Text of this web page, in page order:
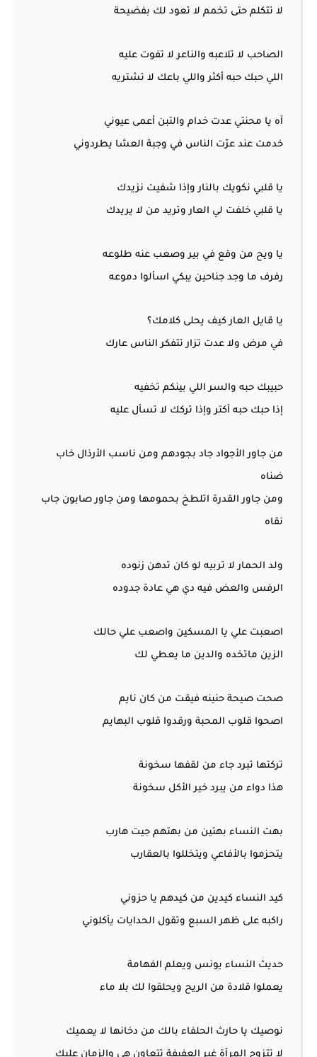
لا تتكلم حتى تخمم لا تعود لك بفضيحة
الصاحب لا تلاعبه والناعر لا تفوت عليه
اللي حبك حبه أكثر واللي باعك لا تشتريه
آه يا محنتي عدت خدام والتبن أعمى عيوني
خدمت عند عرّت الناس في وجبة العشا يطردوني
يا قلبي نكويك بالنار وإذا شفيت نزيدك
يا قلبي خلفت لي العار وتريد من لا يريدك
يا ويح من وقع في بير وصعب عنه طلوعه
رفرف ما وجد جناحين يبكي اسألوا دموعه
يا قايل العار كيف يحلى كلامك؟
في مرض ولا عدت تزار تتفكر الناس عارك
حبيبك حبه والسر اللي بينكم تخفيه
إذا حبك حبه أكتر وإذا تركك لا تسأل عليه
من جاور الأجواد جاد بجودهم ومن ناسب الأرذال خاب
ضناه
ومن جاور القدرة اتلطخ بحمومها ومن جاور صابون جاب
نقاه
ولد الحمار لا تربيه لو كان تدهن زنوده
الرفس والعض فيه دي هي عادة جدوده
اصعبت علي يا المسكين واصعب علي حالك
الزين ماتخده والدين ما يعطي لك
صحت صيحة حنينه فيقت من كان نايم
اصحوا قلوب المحبة ورقدوا قلوب البهايم
تركتها تبرد جاء من لقفها سخونة
هذا دواء من يبرد خير الأكل سخونة
بهت النساء بهتين من بهتهم جيت هارب
يتحزموا بالأفاعي ويتخللوا بالعقارب
كيد النساء كيدين من كيدهم يا حزوني
راكبه على ظهر السبع وتقول الحدايات يأكلوني
حديث النساء يونس ويعلم الفهامة
يعملوا قلادة من الريح ويحلقوا لك بلا ماء
نوصيك يا حارث الحلفاء بالك من دخانها لا يعميك
لا تتزوج المرأة غير العفيفة تتعاون هي والزمان عليك